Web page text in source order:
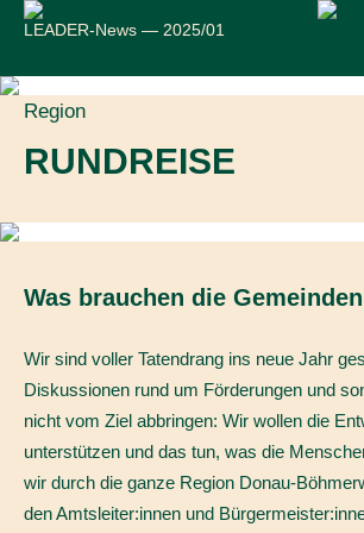
LEADER-News — 2025/01
Region
RUNDREISE
Was brauchen die
Wir sind voller Tatendrang ins neue Jahr
Diskussionen rund um Förderungen und
nicht vom Ziel abbringen: Wir wollen die
unterstützen und das tun, was die
wir durch die ganze Region Donau-
den Amtsleiter:innen und